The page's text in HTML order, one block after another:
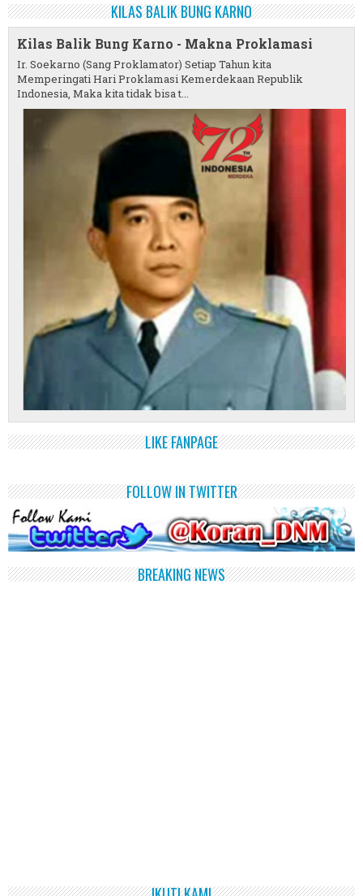
KILAS BALIK BUNG KARNO
Kilas Balik Bung Karno - Makna Proklamasi
Ir. Soekarno (Sang Proklamator) Setiap Tahun kita
Memperingati Hari Proklamasi Kemerdekaan Republik
Indonesia, Maka kita tidak bisa t...
LIKE FANPAGE
FOLLOW IN TWITTER
BREAKING NEWS